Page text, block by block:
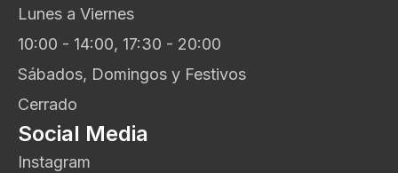
Lunes a Viernes
10:00 - 14:00, 17:30 - 20:00
Sábados, Domingos y Festivos
Cerrado
Social Media
Instagram